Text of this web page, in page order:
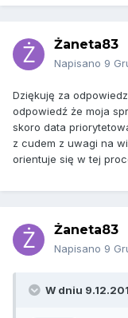
Żaneta83
Napisano 9
Dziękuję za
odpowiedź że moja
skoro data
z cudem z uwagi na
orientuje się w tej
Żaneta83
Napisano 9
W dniu